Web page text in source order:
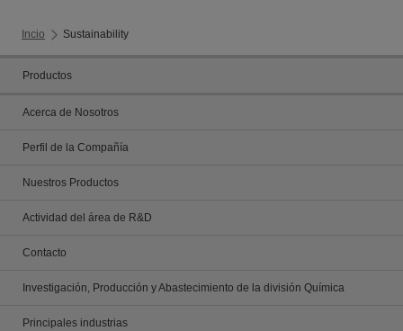
Incio Sustainability
Productos
Acerca de Nosotros
Perfil de la Compañía
Nuestros Productos
Actividad del área de R&D
Contacto
Investigación, Producción y Abastecimiento de la división Química
Principales industrias